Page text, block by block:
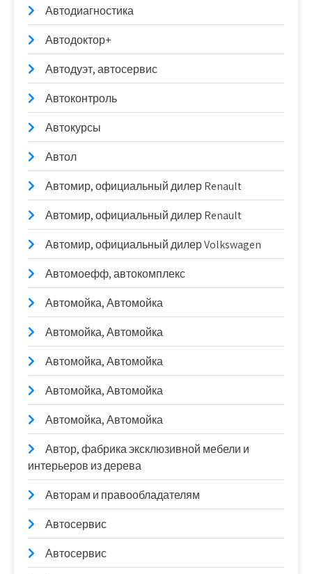
Автодиагностика
Автодоктор+
Автодуэт, автосервис
Автоконтроль
Автокурсы
Автол
Автомир, официальный дилер Renault
Автомир, официальный дилер Renault
Автомир, официальный дилер Volkswagen
Автомоефф, автокомплекс
Автомойка, Автомойка
Автомойка, Автомойка
Автомойка, Автомойка
Автомойка, Автомойка
Автомойка, Автомойка
Автор, фабрика эксклюзивной мебели и
интерьеров из дерева
Авторам и правообладателям
Автосервис
Автосервис